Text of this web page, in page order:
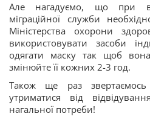
Але нагадуємо, що при
міграційної служби
Міністерства охорони
використовувати засоби
одягати маску так щоб
змінюйте її кожних 2-3 год.
Також ще раз
утриматися від
нагальної потреби!